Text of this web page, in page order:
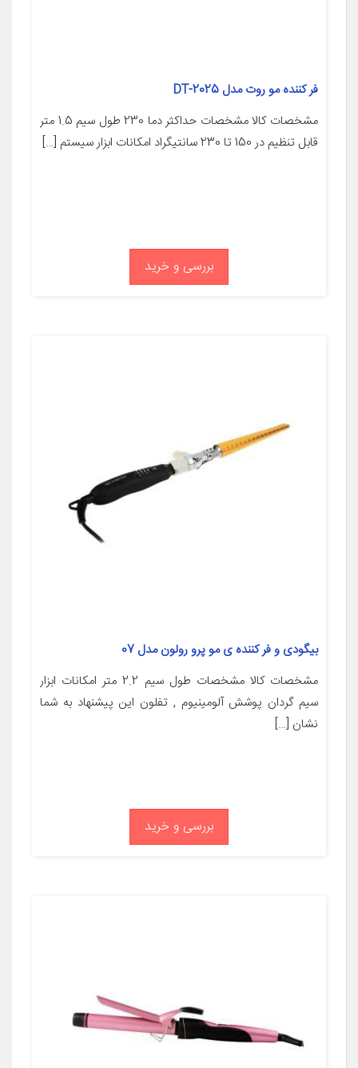
فر کننده مو روت مدل DT-2025
مشخصات کالا مشخصات حداکثر دما 230 طول سیم 1.5 متر
قابل تنظیم در 150 تا 230 سانتیگراد امکانات ابزار سیستم […]
بررسی و خرید
بیگودی و فر کننده ی مو پرو رولون مدل 07
مشخصات کالا مشخصات طول سیم 2.2 متر امکانات ابزار
سیم گردان پوشش آلومینیوم , تفلون این پیشنهاد به شما
نشان […]
بررسی و خرید